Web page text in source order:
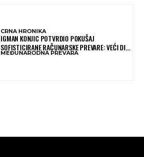
CRNA HRONIKA
IGMAN KONJIC POTVRDIO POKUŠAJ
SOFISTICIRANE RAČUNARSKE PREVARE: VEĆI DIO
NOVCA BLOKIRAN, OČEKUJE SE POVRAT
MEĐUNARODNA PREVARA